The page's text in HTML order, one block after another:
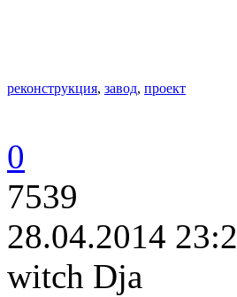
реконструкция, завод, проект
0
7539
28.04.2014
witch Dja